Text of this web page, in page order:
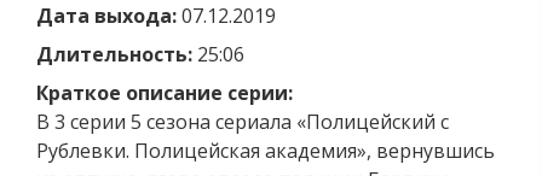
Дата выхода:07.12.2019
Длительность: 25:06
Краткое описание серии:
В 3 серии 5 сезона сериала «Полицейский с
Рублевки. Полицейская академия», вернувшись